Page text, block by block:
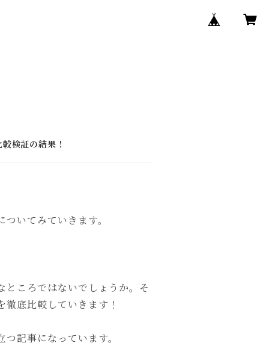
検証の結果！
いてみていきます。
ところではないでしょうか。そ
底比較していきます！
記事になっています。